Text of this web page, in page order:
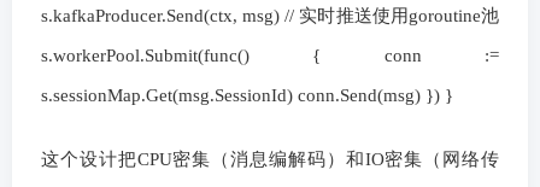
s.kafkaProducer.Send(ctx, msg) // 实时推送使用goroutine池
s.workerPool.Submit(func() { conn :=
s.sessionMap.Get(msg.SessionId) conn.Send(msg) }) }
这个设计把CPU密集（消息编解码）和IO密集（网络传